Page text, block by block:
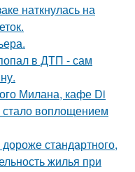
наткнулась на
в ДТП - сам
Милана, кафе Di
стало воплощением
стандартного,
жилья при